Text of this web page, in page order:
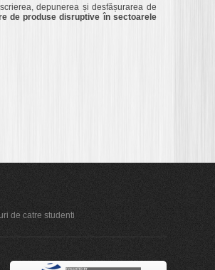
depunerea și desfășurarea de
de produse disruptive în sectoarele
de catre studenti